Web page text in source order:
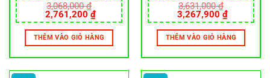
3,068,000₫
Giá
gốc
là:
3,068,000 ₫.
2,761,200 ₫Giá
hiện
tại
là:
2,761,200 ₫.
THÊM VÀO GIỎ HÀNG
3,631,000₫
Giá
gốc
là:
3,631,000 ₫.
3,267,900 ₫Giá
hiện
tại
là:
THÊM VÀO GIỎ HÀNG